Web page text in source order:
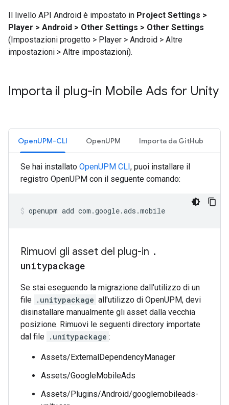
Il livello API Android è impostato in Project Settings >
Player > Android > Other Settings > Other Settings
(Impostazioni progetto > Player > Android > Altre
impostazioni > Altre impostazioni).
Importa il plug-in Mobile Ads for Unity
OpenUPM-CLI OpenUPM Importa da GitHub
Se hai installato OpenUPM CLI, puoi installare il
registro OpenUPM con il seguente comando:
openupm add com.google.ads.mobile
Rimuovi gli asset del plug-in .
unitypackage
Se stai eseguendo la migrazione dall'utilizzo di un
file .unitypackage all'utilizzo di OpenUPM, devi
disinstallare manualmente gli asset dalla vecchia
posizione. Rimuovi le seguenti directory importate
dal file .unitypackage :
Assets/ExternalDependencyManager
Assets/GoogleMobileAds
Assets/Plugins/Android/googlemobileads-